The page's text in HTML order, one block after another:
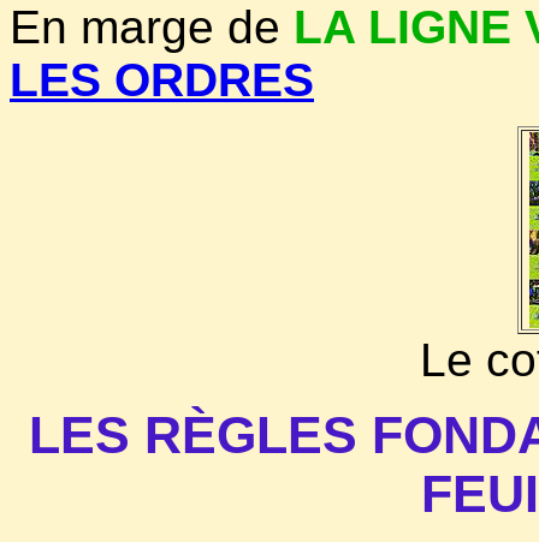
En marge de LA LIGNE
LES ORDRES
Le
LES RÈGLES